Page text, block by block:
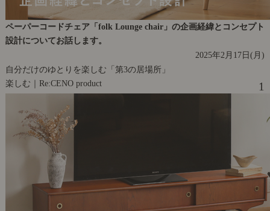
ペーパーコードチェア「folk Lounge chair」の企画経緯とコンセプト
設計についてお話します。
2025年2月17日(月)
自分だけのゆとりを楽しむ「第3の居場所」
楽しむ｜Re:CENO product
1